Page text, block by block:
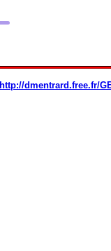
http://dmentrard.free.fr/